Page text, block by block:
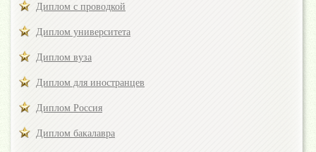
Диплом с проводкой
Диплом университета
Диплом вуза
Диплом для иностранцев
Диплом Россия
Диплом бакалавра